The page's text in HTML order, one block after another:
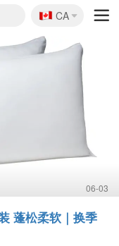
🇨🇦
CA
06-03
蓬松柔软｜换季